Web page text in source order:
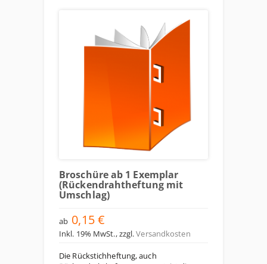
Broschüre ab 1 Exemplar
(Rückendrahtheftung mit
Umschlag)
ab 0,15 €
Inkl. 19% MwSt.,zzgl.Versandkosten
Die Rückstichheftung, auch